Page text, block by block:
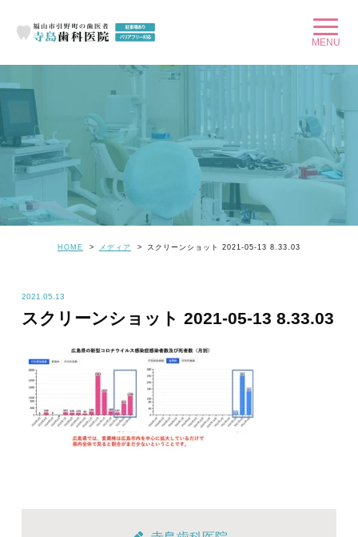
HOME メディア スクリーンショット 2021-05-13 8.33.03
2021.05.13
スクリーンショット 2021-05-13 8.33.03